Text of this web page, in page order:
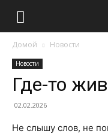
Домой Новости
Новости
Где-то
02.02.2026
Не слышу слов, не